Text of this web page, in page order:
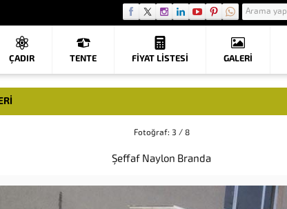
ÇADIR TENTE FIYAT LISTESI GALERİ
Fotoğraf: 3 / 8
Şeffaf Naylon Branda